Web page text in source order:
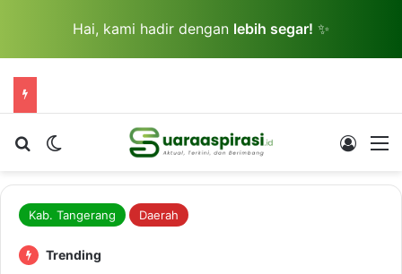
Hai, kami hadir dengan lebih segar! ✨
Cari berita...Switch skin Log In
Kab. Tangerang Daerah
Trending